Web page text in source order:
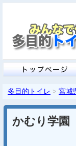
多目的トイレ > 宮城
かむり学園